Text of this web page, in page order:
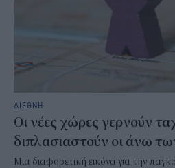
ΔΙΕΘΝΗ
Οι νέες χώρες γερνούν
διπλασιαστούν οι άνω
Μια διαφορετική εικόνα για την